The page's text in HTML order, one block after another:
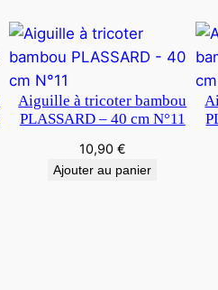
Aiguille à tricoter bambou
PLASSARD – 40 cm N°11
10,90 €
Ajouter au panier